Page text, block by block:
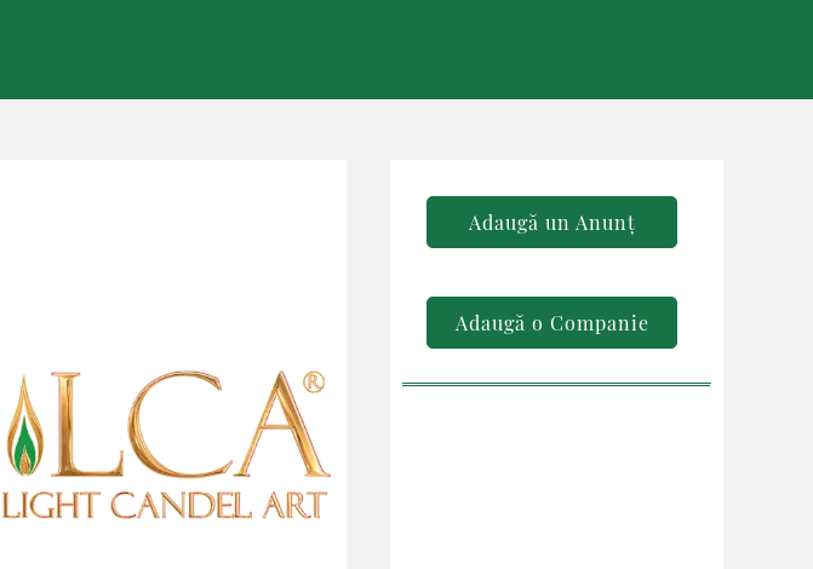
Adaugă un Anunț
Adaugă o Companie